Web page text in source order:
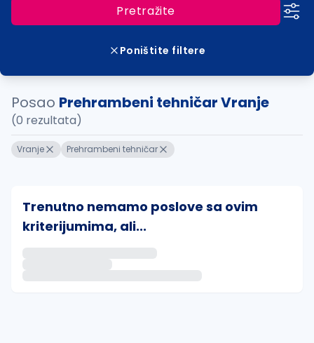
Pretražite
Poništite filtere
Posao Prehrambeni tehničar Vranje
(0 rezultata)
Vranje Prehrambeni tehničar
Trenutno nemamo poslove sa ovim
kriterijumima, ali...